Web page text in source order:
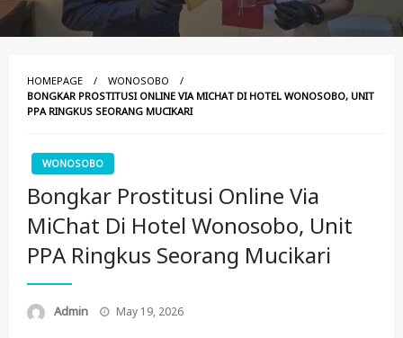
HOMEPAGE
WONOSOBO
BONGKAR PROSTITUSI ONLINE VIA MICHAT DI HOTEL WONOSOBO, UNIT
PPA RINGKUS SEORANG MUCIKARI
WONOSOBO
Bongkar Prostitusi Online Via
MiChat Di Hotel Wonosobo, Unit
PPA Ringkus Seorang Mucikari
Admin
Posted
May 19, 2026